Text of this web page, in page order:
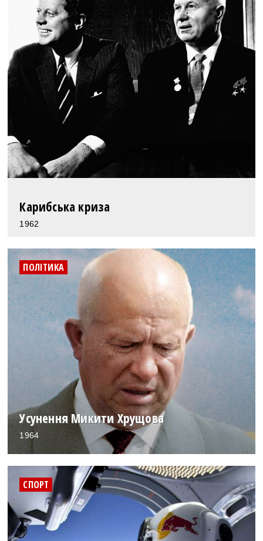
Карибська криза
1962
ПОЛІТИКА
Усунення Микити Хрущова
1964
СПОРТ